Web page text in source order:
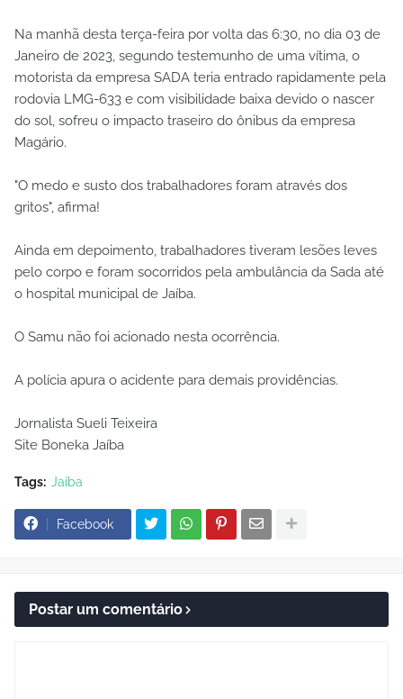
Na manhã desta terça-feira por volta das 6:30, no dia 03 de
Janeiro de 2023, segundo testemunho de uma vítima, o
motorista da empresa SADA teria entrado rapidamente pela
rodovia LMG-633 e com visibilidade baixa devido o nascer
do sol, sofreu o impacto traseiro do ônibus da empresa
Magário.
"O medo e susto dos trabalhadores foram através dos
gritos", afirma!
Ainda em depoimento, trabalhadores tiveram lesões leves
pelo corpo e foram socorridos pela ambulância da Sada até
o hospital municipal de Jaíba.
O Samu não foi acionado nesta ocorrência.
A polícia apura o acidente para demais providências.
Jornalista Sueli Teixeira
Site Boneka Jaíba
Tags: Jaíba
Facebook
Postar um comentário